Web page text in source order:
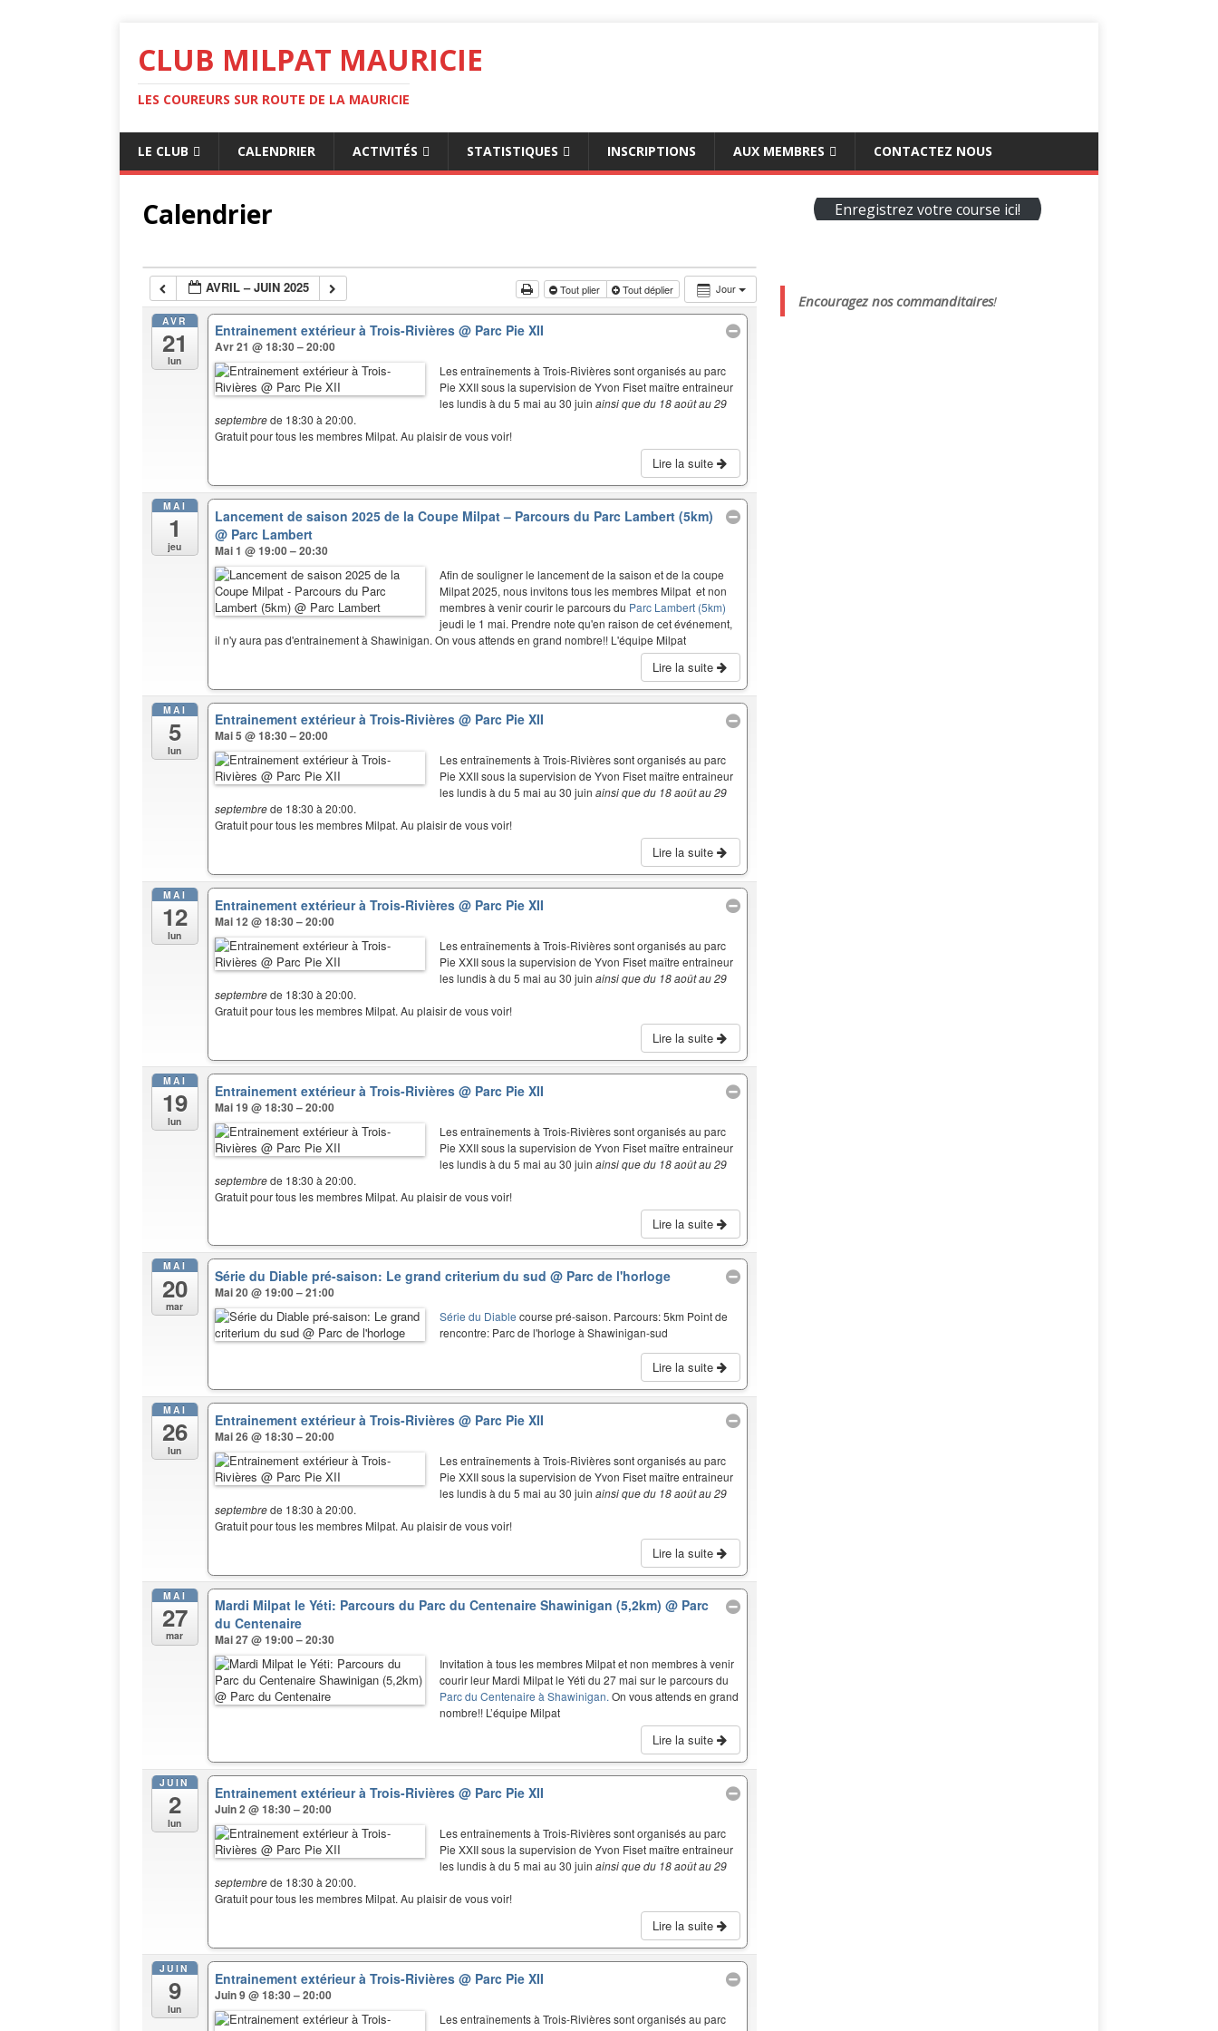
CLUB MILPAT MAURICIE
LES COUREURS SUR ROUTE DE LA MAURICIE
LE CLUB CALENDRIER ACTIVITÉS STATISTIQUES INSCRIPTIONS AUX MEMBRES CONTACTEZ NOUS
Calendrier
Jour
AVRIL – JUIN 2025 Tout plier Tout déplier
AVR
21
lun
Entrainement extérieur à Trois-Rivières@ Parc Pie XII
Avr 21 @ 18:30 – 20:00
Les entraînements à Trois-Rivières sont organisés au parc
Pie XXII sous la supervision de Yvon Fiset maître entraineur
les lundis à du 5 mai au 30 juin ainsi que du 18 août au 29
septembrede 18:30 à 20:00.
Gratuit pour tous les membres Milpat. Au plaisir de vous voir!
Lire la suite
MAI
1
jeu
Lancement de saison 2025 de la Coupe Milpat – Parcours du Parc Lambert (5km)
@ Parc Lambert
Mai 1 @ 19:00 – 20:30
Afin de souligner le lancement de la saison et de la coupe
Milpat 2025, nous invitons tous les membres Milpat et non
membres à venir courir le parcours du Parc Lambert (5km)
jeudi le 1 mai. Prendre note qu'en raison de cet événement,
il n'y aura pas d'entrainement à Shawinigan. On vous attends en grand nombre!! L'équipe Milpat
Lire la suite
MAI
5
lun
Entrainement extérieur à Trois-Rivières@ Parc Pie XII
Mai 5 @ 18:30 – 20:00
Les entraînements à Trois-Rivières sont organisés au parc
Pie XXII sous la supervision de Yvon Fiset maître entraineur
les lundis à du 5 mai au 30 juin ainsi que du 18 août au 29
septembrede 18:30 à 20:00.
Gratuit pour tous les membres Milpat. Au plaisir de vous voir!
Lire la suite
MAI
12
lun
Entrainement extérieur à Trois-Rivières@ Parc Pie XII
Mai 12 @ 18:30 – 20:00
Les entraînements à Trois-Rivières sont organisés au parc
Pie XXII sous la supervision de Yvon Fiset maître entraineur
les lundis à du 5 mai au 30 juin ainsi que du 18 août au 29
septembrede 18:30 à 20:00.
Gratuit pour tous les membres Milpat. Au plaisir de vous voir!
Lire la suite
MAI
19
lun
Entrainement extérieur à Trois-Rivières@ Parc Pie XII
Mai 19 @ 18:30 – 20:00
Les entraînements à Trois-Rivières sont organisés au parc
Pie XXII sous la supervision de Yvon Fiset maître entraineur
les lundis à du 5 mai au 30 juin ainsi que du 18 août au 29
septembrede 18:30 à 20:00.
Gratuit pour tous les membres Milpat. Au plaisir de vous voir!
Lire la suite
MAI
20
mar
Série du Diable pré-saison: Le grand criterium du sud@ Parc de l'horloge
Mai 20 @ 19:00 – 21:00
Série du Diable course pré-saison. Parcours: 5km Point de
rencontre: Parc de l'horloge à Shawinigan-sud
Lire la suite
MAI
26
lun
Entrainement extérieur à Trois-Rivières@ Parc Pie XII
Mai 26 @ 18:30 – 20:00
Les entraînements à Trois-Rivières sont organisés au parc
Pie XXII sous la supervision de Yvon Fiset maître entraineur
les lundis à du 5 mai au 30 juin ainsi que du 18 août au 29
septembrede 18:30 à 20:00.
Gratuit pour tous les membres Milpat. Au plaisir de vous voir!
Lire la suite
MAI
27
mar
Mardi Milpat le Yéti: Parcours du Parc du Centenaire Shawinigan (5,2km)@ Parc
du Centenaire
Mai 27 @ 19:00 – 20:30
Invitation à tous les membres Milpat et non membres à venir
courir leur Mardi Milpat le Yéti du 27 mai sur le parcours du
Parc du Centenaire à Shawinigan.On vous attends en grand
nombre!! L’équipe Milpat
Lire la suite
JUIN
2
lun
Entrainement extérieur à Trois-Rivières@ Parc Pie XII
Juin 2 @ 18:30 – 20:00
Les entraînements à Trois-Rivières sont organisés au parc
Pie XXII sous la supervision de Yvon Fiset maître entraineur
les lundis à du 5 mai au 30 juin ainsi que du 18 août au 29
septembrede 18:30 à 20:00.
Gratuit pour tous les membres Milpat. Au plaisir de vous voir!
Lire la suite
JUIN
9
lun
Entrainement extérieur à Trois-Rivières@ Parc Pie XII
Juin 9 @ 18:30 – 20:00
Les entraînements à Trois-Rivières sont organisés au parc
Enregistrez votre course ici!
Encouragez nos commanditaires!